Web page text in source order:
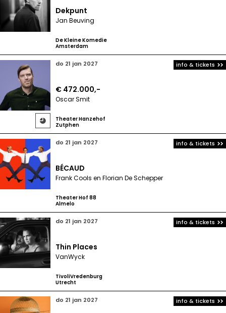
Dekpunt
Jan Beuving
De Kleine Komedie
Amsterdam

do 21 jan 2027
€ 472.000,-
Oscar Smit
Theater Hanzehof
Zutphen
info & tickets
do 21 jan 2027
BÉCAUD
Frank Cools en Florian De Schepper
Theater Hof 88
Almelo
info & tickets
do 21 jan 2027
Thin Places
VanWyck
TivoliVredenburg
Utrecht
info & tickets
do 21 jan 2027 info & tickets